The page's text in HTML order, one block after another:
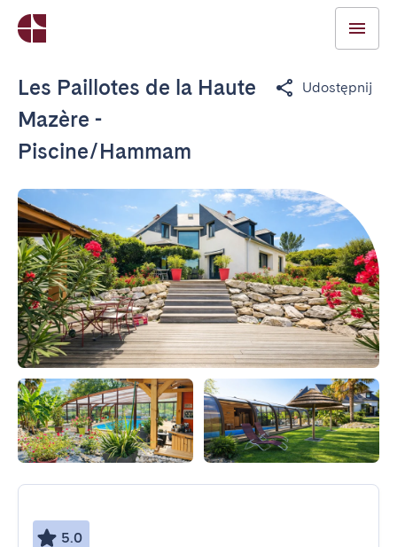
Les Paillotes de la Haute
Mazère -
Piscine/Hammam
Udostępnij
5.0